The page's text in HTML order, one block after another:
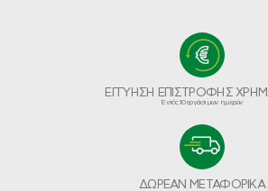
ΕΓΓΥΗΣΗ ΕΠΙΣΤΡΟΦΗΣ
Εντός 10 εργάσιμων ημερών
ΔΩΡΕΑΝ ΜΕΤΑΦΟΡΙΚΑ